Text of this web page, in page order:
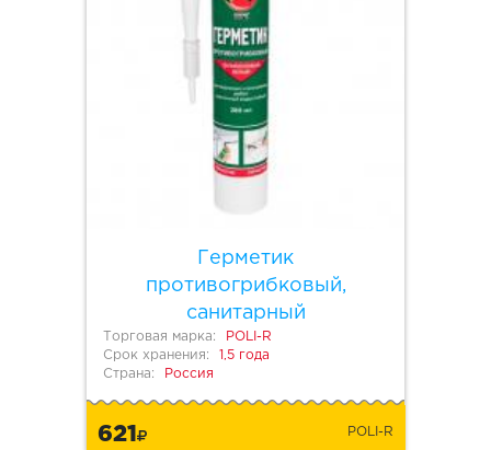
Герметик
противогрибковый,
санитарный
Торговая марка:
POLI-R
Срок хранения:
1,5 года
Страна:
Россия
621 POLI-R